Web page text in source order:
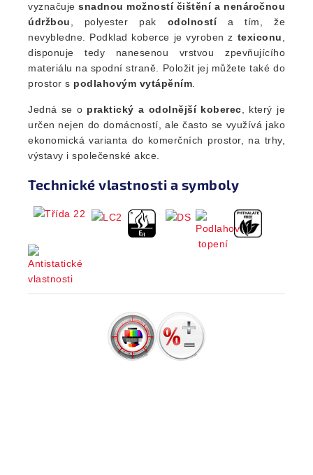
vyznačujesnadnou možností čištění a nenáročnou
údržbou, polyester pak odolnostía tím, že
nevybledne. Podklad koberce je vyroben z texiconu,
disponuje tedy nanesenou vrstvou zpevňujícího
materiálu na spodní straně. Položit jej můžete také do
prostor s podlahovým vytápěním.
Jedná se o praktický a odolnější koberec, který je
určen nejen do domácností, ale často se využívá jako
ekonomická varianta do komerčních prostor, na trhy,
výstavy i společenské akce.
Technické vlastnosti a symboly